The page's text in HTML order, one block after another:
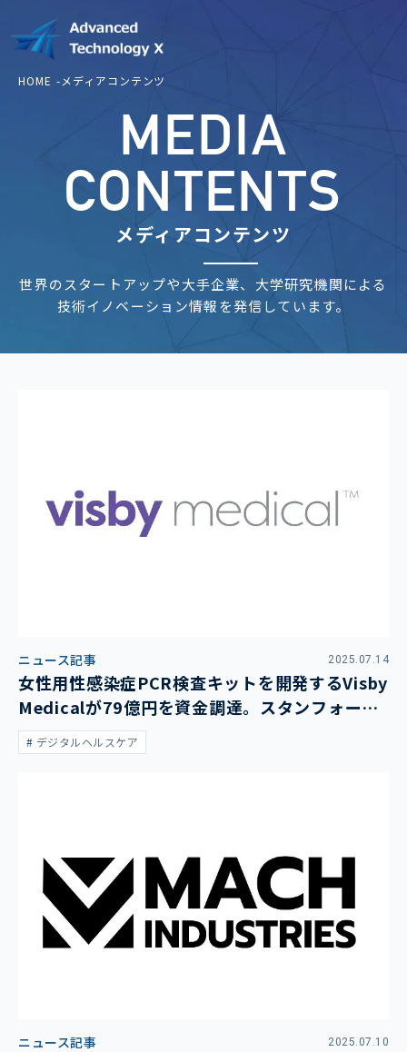
HOME メディアコンテンツ
MEDIA
CONTENTS
メディアコンテンツ
世界のスタートアップや大手企業、大学研究機関による
技術イノベーション情報を発信しています。
ニュース記事 2025.07.14
女性用性感染症PCR検査キットを開発するVisby
Medicalが79億円を資金調達。スタンフォード
大医学部准教授が設立
デジタルヘルスケア
ニュース記事 2025.07.10